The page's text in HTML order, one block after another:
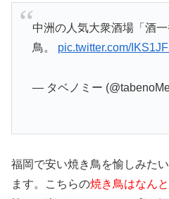
中洲の人気大衆酒場「酒
鳥。 pic.twitter.com/
— タベノミー
福岡で安い焼き鳥を愉しみたい
ます。こちらの焼き鳥はなん